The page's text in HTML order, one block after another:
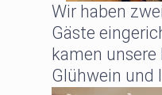
Wir haben
Gäste
kamen unsere
Glühwein und